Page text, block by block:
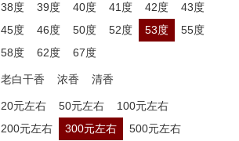
38度 39度 40度 41度 42度
43度
45度
46度 50度 52度 53度
55度
58度
62度 67度
老白干香 浓香 清香
20元左右 50元左右
100元左右
200元左右
300元左右
500元左右